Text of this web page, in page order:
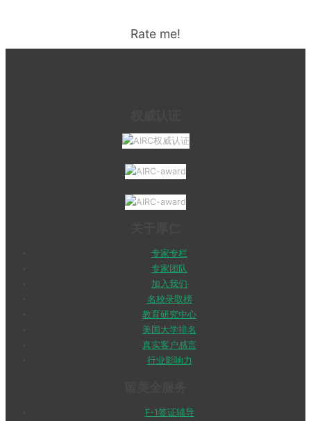
Rate me!
专家专栏
专家团队
加入我们
名校录取榜
教育研究中心
美国大学排名
真实客户感言
行业影响力
F-1签证辅导